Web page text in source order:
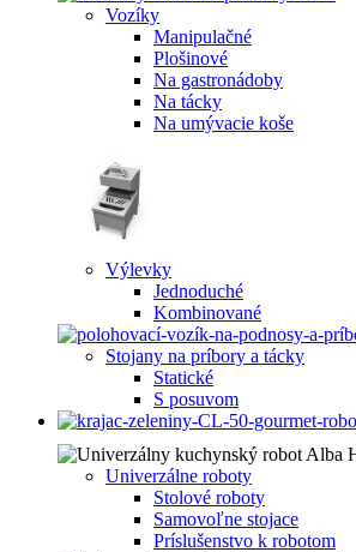
Vozíky
Manipulačné
Plošinové
Na gastronádoby
Na tácky
Na umývacie koše
Výlevky
Jednoduché
Kombinované
Stojany na príbory a tácky
Statické
S posuvom
Univerzálne roboty
Stolové roboty
Samovoľne stojace
Príslušenstvo k robotom